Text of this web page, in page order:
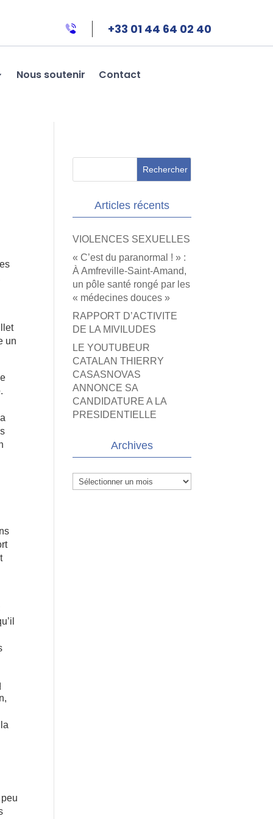
+33 01 44 64 02 40
Nous soutenir Contact
un
Articles récents
VIOLENCES SEXUELLES
« C’est du paranormal ! » :
À Amfreville-Saint-Amand,
un pôle santé rongé par les
« médecines douces »
RAPPORT D’ACTIVITE
DE LA MIVILUDES
LE YOUTUBEUR
CATALAN THIERRY
CASASNOVAS
ANNONCE SA
CANDIDATURE A LA
PRESIDENTIELLE
Archives
Archives